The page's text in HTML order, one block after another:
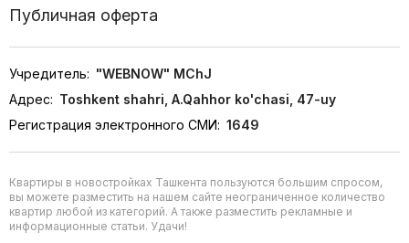
Публичная оферта
Учредитель: "WEBNOW" MChJ
Адрес: Toshkent shahri, A.Qahhor ko'chasi, 47-uy
Регистрация электронного СМИ: 1649
Квартиры в новостройках Ташкента пользуются большим спросом,
вы можете разместить на нашем сайте неограниченное количество
квартир любой из категорий. А также разместить рекламные и
информационные статьи. Удачи!